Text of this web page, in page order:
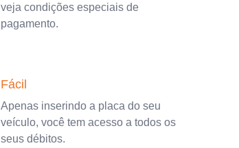
veja condições especiais de
pagamento.
Fácil
Apenas inserindo a placa do seu
veículo, você tem acesso a todos os
seus débitos.